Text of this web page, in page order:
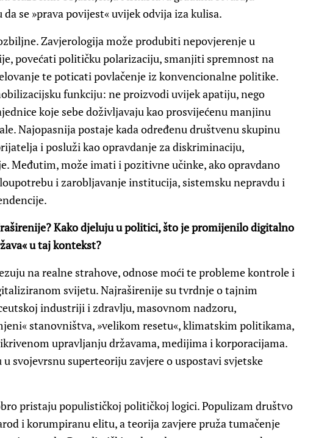
se »prava povijest« uvijek odvija iza kulisa.
Zavjerologija može produbiti nepovjerenje u
povećati političku polarizaciju, smanjiti spremnost na
te poticati povlačenje iz konvencionalne politike.
funkciju: ne proizvodi uvijek apatiju, nego
koje sebe doživljavaju kao prosvijećenu manjinu
Najopasnija postaje kada određenu društvenu skupinu
i posluži kao opravdanje za diskriminaciju,
Međutim, može imati i pozitivne učinke, ako opravdano
i zarobljavanje institucija, sistemsku nepravdu i
Kako djeluju u politici, što je promijenilo digitalno
u taj kontekst?
na realne strahove, odnose moći te probleme kontrole i
svijetu. Najraširenije su tvrdnje o tajnim
industriji i zdravlju, masovnom nadzoru,
stanovništva, »velikom resetu«, klimatskim politikama,
upravljanju državama, medijima i korporacijama.
u svojevrsnu superteoriju zavjere o uspostavi svjetske
pristaju populističkoj političkoj logici. Populizam društvo
i korumpiranu elitu, a teorija zavjere pruža tumačenje